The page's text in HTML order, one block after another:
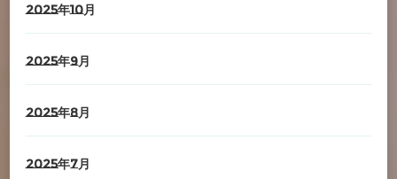
2025年10月
2025年9月
2025年8月
2025年7月